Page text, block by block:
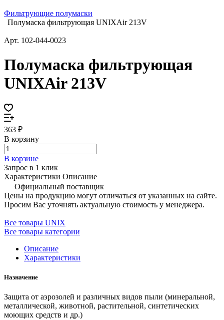
Фильтрующие полумаски
Полумаска фильтрующая UNIXAir 213V
Арт. 102-044-0023
Полумаска фильтрующая
UNIXAir 213V
363 ₽
В корзину
В корзине
Запрос в 1 клик
Характеристики Описание
Официальный поставщик
Цены на продукцию могут отличаться от указанных на сайте.
Просим Вас уточнять актуальную стоимость у менеджера.
Все товары UNIX
Все товары категории
Описание
Характеристики
Назначение
Защита от аэрозолей и различных видов пыли (минеральной,
металлической, животной, растительной, синтетических
моющих средств и др.)